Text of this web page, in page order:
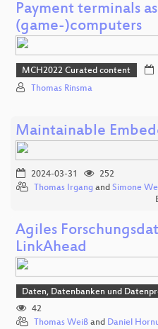
Payment terminals
(game-)computers
MCH2022 Curated content
Thomas Rinsma
Maintainable
2024-03-31
252
Thomas Irgang and Simone
Agiles
LinkAhead
Daten, Datenbanken und
42
Thomas Weiß and Daniel